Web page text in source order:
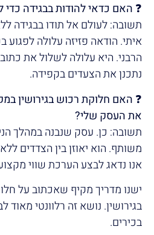
❓ האם כדאי להודות בבגידה כדי
תשובה: לעולם אל תודו בבגידה
איתי. הודאה פזיזה עלולה לפגוע
הרבני. היא עלולה לשלול את
נתכנן את הצעדים בקפידה.
❓ האם חלוקת רכוש בגירושין
את העסק שלי?
תשובה: כן. עסק שנבנה במהלך
משותף. הוא יאוזן בין הצדדים
אנו נדאג לבצע הערכת שווי
ישנו מדריך מקיף שאכתוב על
בגירושין. נושא זה רלוונטי מאוד
בכירים.